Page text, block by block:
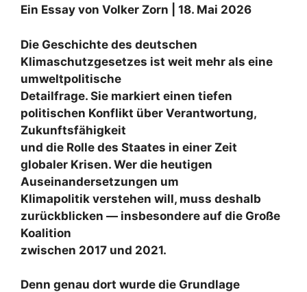
Ein Essay von Volker Zorn | 18. Mai 2026
Die Geschichte des deutschen
Klimaschutzgesetzes ist weit mehr als eine
umweltpolitische
Detailfrage. Sie markiert einen tiefen
politischen Konflikt über Verantwortung,
Zukunftsfähigkeit
und die Rolle des Staates in einer Zeit
globaler Krisen. Wer die heutigen
Auseinandersetzungen um
Klimapolitik verstehen will, muss deshalb
zurückblicken — insbesondere auf die Große
Koalition
zwischen 2017 und 2021.
Denn genau dort wurde die Grundlage